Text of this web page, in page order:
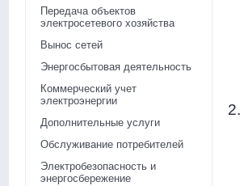
Передача объектов
электросетевого хозяйства
Вынос сетей
Энергосбытовая деятельность
Коммерческий учет
электроэнергии
Дополнительные услуги
Обслуживание потребителей
Электробезопасность и
энергосбережение